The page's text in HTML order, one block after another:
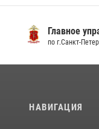
Главное
по г.Санкт-
НАВИГАЦИЯ